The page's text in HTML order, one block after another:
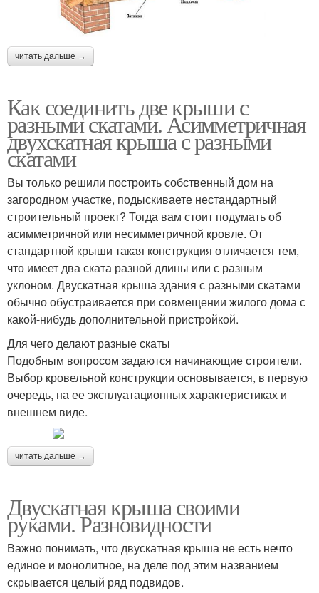
читать дальше →
Как соединить две крыши с
разными скатами. Асимметричная
двухскатная крыша с разными
скатами
Вы только решили построить собственный дом на
загородном участке, подыскиваете нестандартный
строительный проект? Тогда вам стоит подумать об
асимметричной или несимметричной кровле. От
стандартной крыши такая конструкция отличается тем,
что имеет два ската разной длины или с разным
уклоном. Двускатная крыша здания с разными скатами
обычно обустраивается при совмещении жилого дома с
какой-нибудь дополнительной пристройкой.
Для чего делают разные скаты
Подобным вопросом задаются начинающие строители.
Выбор кровельной конструкции основывается, в первую
очередь, на ее эксплуатационных характеристиках и
внешнем виде.
читать дальше →
Двускатная крыша своими
руками. Разновидности
Важно понимать, что двускатная крыша не есть нечто
единое и монолитное, на деле под этим названием
скрывается целый ряд подвидов.